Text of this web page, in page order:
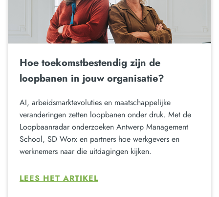
Hoe toekomstbestendig zijn de
loopbanen in jouw organisatie?
AI, arbeidsmarktevoluties en maatschappelijke
veranderingen zetten loopbanen onder druk. Met de
Loopbaanradar onderzoeken Antwerp Management
School, SD Worx en partners hoe werkgevers en
werknemers naar die uitdagingen kijken.
LEES HET ARTIKEL